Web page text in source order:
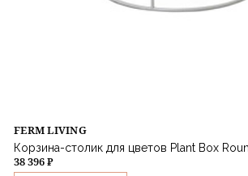
FERM LIVING
Корзина-столик для цветов Plant Box
38 396 ₽